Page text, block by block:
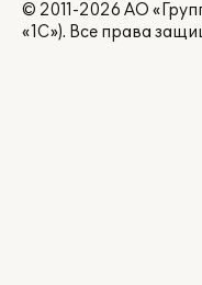
© 2011-2026 АО
«1С»). Все права